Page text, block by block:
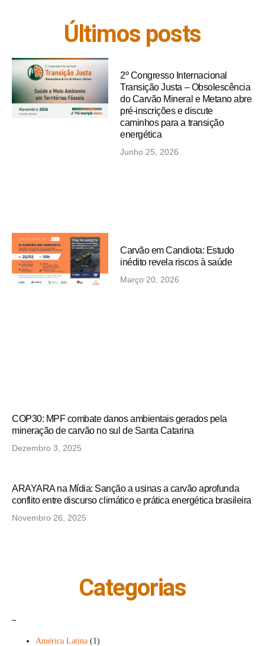
Últimos posts
2º Congresso Internacional
Transição Justa – Obsolescência
do Carvão Mineral e Metano abre
pré-inscrições e discute
caminhos para a transição
energética
Junho 25, 2026
Carvão em Candiota: Estudo
inédito revela riscos à saúde
Março 20, 2026
COP30: MPF combate danos ambientais gerados pela
mineração de carvão no sul de Santa Catarina
Dezembro 3, 2025
ARAYARA na Mídia: Sanção a usinas a carvão aprofunda
conflito entre discurso climático e prática energética brasileira
Novembro 26, 2025
Categorias
América Latina (1)